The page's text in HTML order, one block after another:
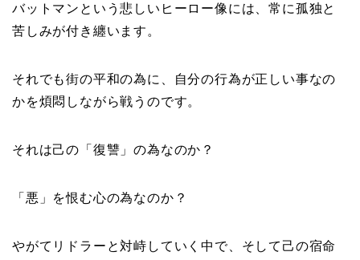
バットマンという悲しいヒーロー像には、常に孤独と
苦しみが付き纏います。
それでも街の平和の為に、自分の行為が正しい事なの
かを煩悶しながら戦うのです。
それは己の「復讐」の為なのか？
「悪」を恨む心の為なのか？
やがてリドラーと対峙していく中で、そして己の宿命